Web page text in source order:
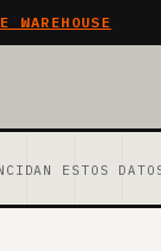
ESTOS